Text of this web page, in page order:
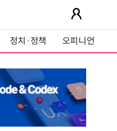
정치·정책 오피니언